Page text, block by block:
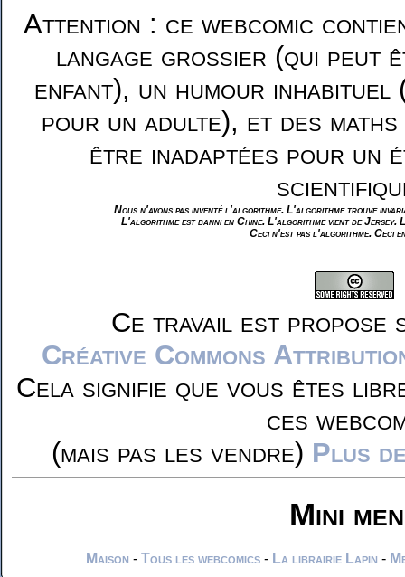
Attention : ce webcomic
langage grossier (qui peut
enfant), un humour inhabituel
pour un adulte), et des maths
être inadaptées pour un
Nous n'avons pas inventé l'algorithme. L'algorithme trouve
L'algorithme est banni en Chine. L'algorithme vient de Jersey.
Ceci n'est pas l'algorithme. Ceci
Ce travail est propose
Créative Commons
Cela signifie que vous êtes
ces
(mais pas les vendre) Plus
Mini
Maison - Tous les webcomics - La librairie Lapin -